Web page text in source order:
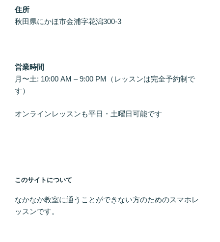
住所
秋田県にかほ市金浦字花潟300-3
営業時間
月〜土: 10:00 AM – 9:00 PM（レッスンは完全予約制で
す）
オンラインレッスンも平日・土曜日可能です
このサイトについて
なかなか教室に通うことができない方のためのスマホレ
ッスンです。